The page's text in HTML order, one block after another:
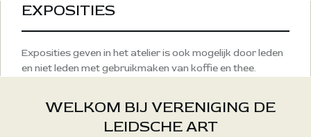
EXPOSITIES
Exposities geven in het atelier is ook mogelijk door leden
en niet leden met gebruikmaken van koffie en thee.
WELKOM BIJ VERENIGING DE
LEIDSCHE ART